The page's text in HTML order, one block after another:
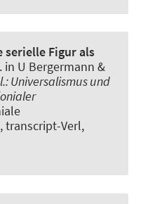
serielle Figur als
. in U Bergermann &
Universalismus und
transcript-Verl,